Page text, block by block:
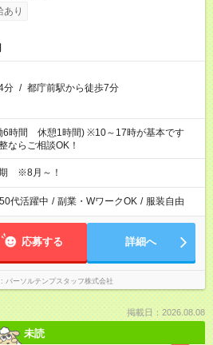
あり
分 / 都庁前駅から徒歩7分
6時間 休憩1時間) ※10～17時が基本です
ならご相談OK！
期 ※8月～！
代活躍中 / 副業・WワークOK / 服装自由
応募する 詳細へ
パーソルテンプスタッフ株式会社
掲載日：2026.08.08
未読